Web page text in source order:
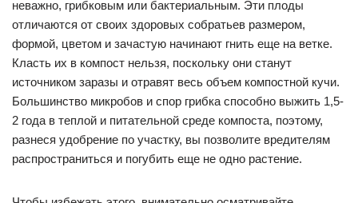
неважно, грибковым или бактериальным. Эти плоды
отличаются от своих здоровых собратьев размером,
формой, цветом и зачастую начинают гнить еще на ветке.
Класть их в компост нельзя, поскольку они станут
источником заразы и отравят весь объем компостной кучи.
Большинство микробов и спор грибка способно выжить 1,5-
2 года в теплой и питательной среде компоста, поэтому,
разнеся удобрение по участку, вы позволите вредителям
распространиться и погубить еще не одно растение.